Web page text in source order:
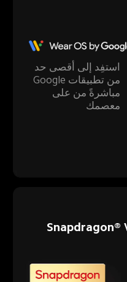
استفِد إلى أقصى حد
من تطبيقات Google
مباشرةً من على
معصمك